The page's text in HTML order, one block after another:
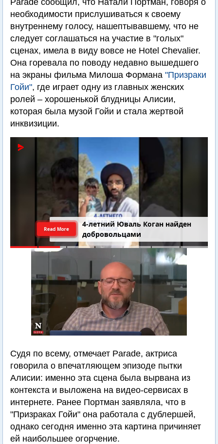
Parade сообщил, что Натали Портман, говоря о
необходимости прислушиваться к своему
внутреннему голосу, нашептывавшему, что не
следует соглашаться на участие в "голых"
сценах, имела в виду вовсе не Hotel Chevalier.
Она горевала по поводу недавно вышедшего
на экраны фильма Милоша Формана "Призраки
Гойи", где играет одну из главных женских
ролей – хорошенькой блудницы Алисии,
которая была музой Гойи и стала жертвой
инквизиции.
4-летний Юваль Коган найден
добровольцами
Read More
Судя по всему, отмечает Parade, актриса
говорила о впечатляющем эпизоде пытки
Алисии: именно эта сцена была вырвана из
контекста и выложена на видео-сервисах в
интернете. Ранее Портман заявляла, что в
"Призраках Гойи" она работала с дублершей,
однако сегодня именно эта картина причиняет
ей наибольшее огорчение.